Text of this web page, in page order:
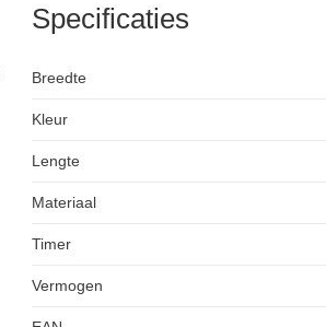
Specificaties
Breedte
Kleur
Lengte
Materiaal
Timer
Vermogen